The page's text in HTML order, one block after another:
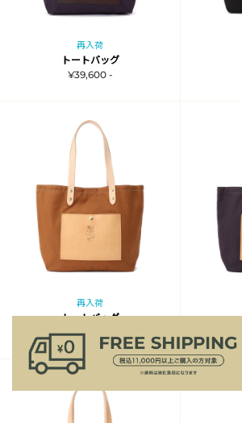
再入荷
トートバッグ
¥39,600 -
再入荷
トートバッグ
¥39,600 -